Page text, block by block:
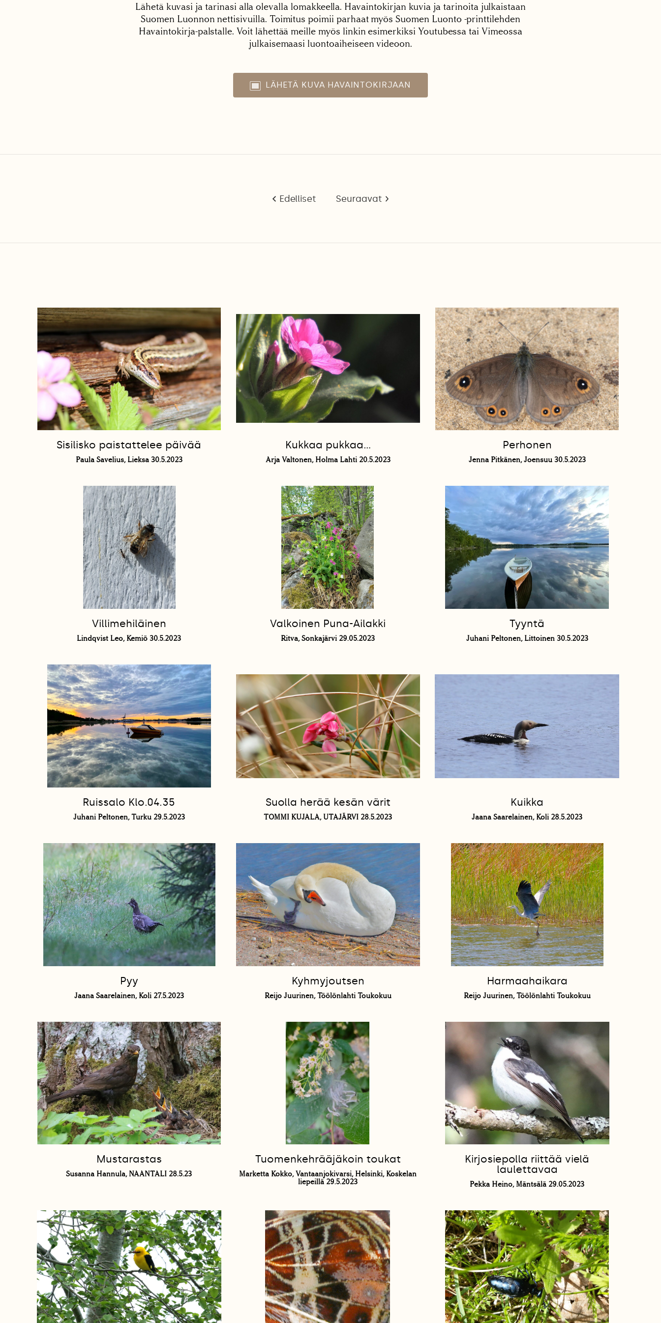
Lähetä kuvasi ja tarinasi alla olevalla lomakkeella. Havaintokirjan kuvia ja tarinoita julkaistaan
Suomen Luonnon nettisivuilla. Toimitus poimii parhaat myös Suomen Luonto -printtilehden
Havaintokirja-palstalle. Voit lähettää meille myös linkin esimerkiksi Youtubessa tai Vimeossa
julkaisemaasi luontoaiheiseen videoon.
LÄHETÄ KUVA HAVAINTOKIRJAAN
Edelliset Seuraavat
Sisilisko paistattelee päivää
Paula Savelius, Lieksa 30.5.2023
Kukkaa pukkaa...
Arja Valtonen, Holma Lahti 20.5.2023
Perhonen
Jenna Pitkänen, Joensuu 30.5.2023
Villimehiläinen
Lindqvist Leo, Kemiö 30.5.2023
Valkoinen Puna-Ailakki
Ritva, Sonkajärvi 29.05.2023
Tyyntä
Juhani Peltonen, Littoinen 30.5.2023
Ruissalo Klo.04.35
Juhani Peltonen, Turku 29.5.2023
Suolla herää kesän värit
TOMMI KUJALA, UTAJÄRVI 28.5.2023
Kuikka
Jaana Saarelainen, Koli 28.5.2023
Pyy
Jaana Saarelainen, Koli 27.5.2023
Kyhmyjoutsen
Reijo Juurinen, Töölönlahti Toukokuu
Harmaahaikara
Reijo Juurinen, Töölönlahti Toukokuu
Mustarastas
Susanna Hannula, NAANTALI 28.5.23
Tuomenkehrääjäkoin toukat
Marketta Kokko, Vantaanjokivarsi, Helsinki, Koskelan
liepeillä 29.5.2023
Kirjosiepolla riittää vielä
laulettavaa
Pekka Heino, Mäntsälä 29.05.2023